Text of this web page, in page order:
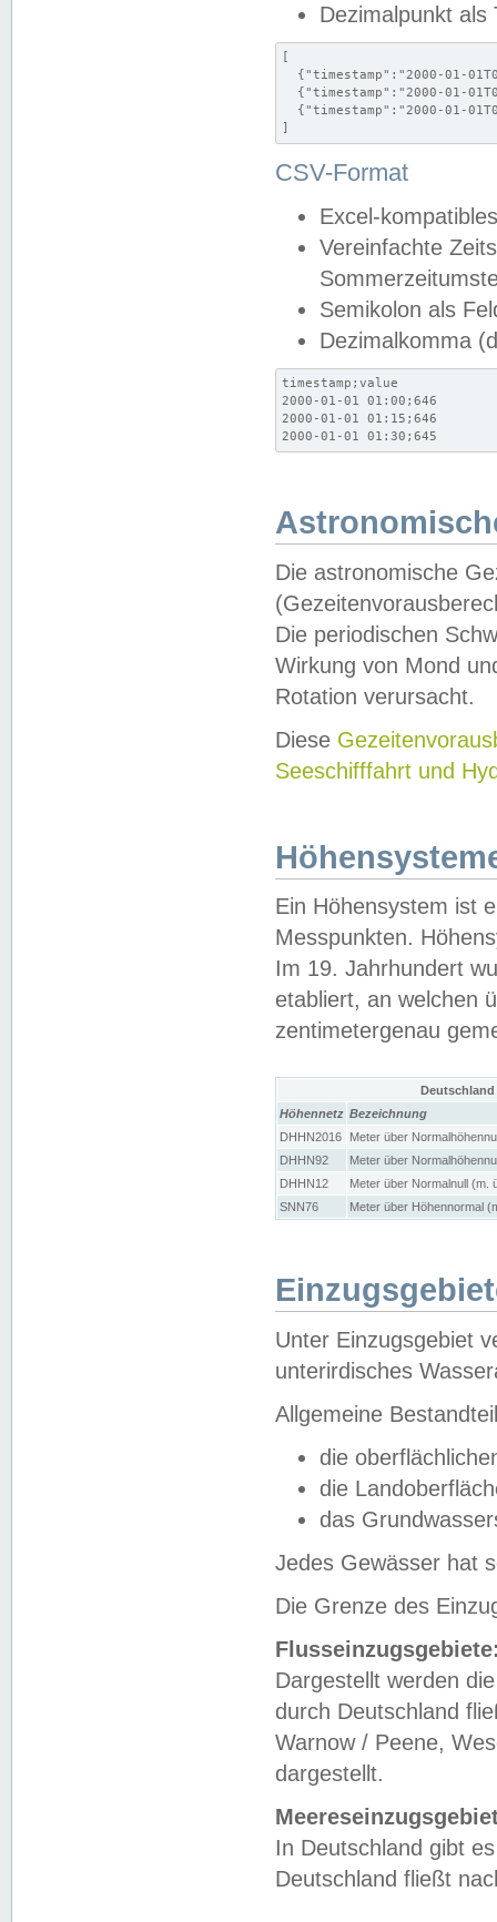
Dezimalpunkt als
[
{"timestamp":"2000-01-
{"timestamp":"2000-01-
{"timestamp":"2000-01-
]
CSV-Format
Excel-
Vereinfachte
Semikolon als
Dezimalkomma
timestamp;value
2000-01-01 01:00;646
2000-01-01 01:15;646
2000-01-01 01:30;645
Die astronomische
Die periodischen
Wirkung von Mond
Rotation verursacht.
Diese
Seeschifffahrt und
Ein Höhensystem ist
Messpunkten.
Im 19. Jahrhundert
etabliert, an welchen
zentimetergenau
Höhennetz Bezeichnung
DHHN2016
Meter über
DHHN92
Meter über
DHHN12
Meter über Normalnull (m.
SNN76
Meter über Höhennormal
Unter Einzugsgebiet
unterirdisches
Allgemeine
die
die
das
Jedes Gewässer hat
Die Grenze des
Dargestellt werden
durch Deutschland
Warnow / Peene,
dargestellt.
In Deutschland gibt
Deutschland fließt